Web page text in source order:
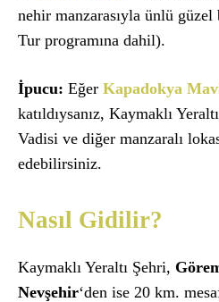
nehir manzarasıyla ünlü
Tur programına dahil).
İpucu: Eğer Kapadokya
katıldıysanız, Kaymaklı
Vadisi ve diğer manzaralı
edebilirsiniz.
Nasıl Gidilir?
Kaymaklı Yeraltı Şehri,
Nevşehir‘den ise 20 km.